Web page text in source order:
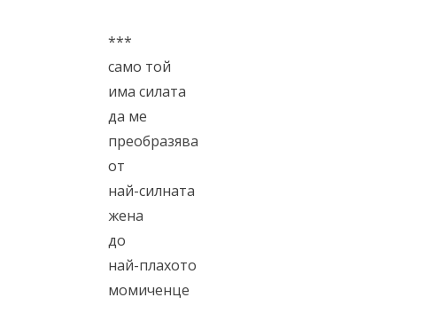
***
само той
има силата
да ме
преобразява
от
най-силната
жена
до
най-плахото
момиченце